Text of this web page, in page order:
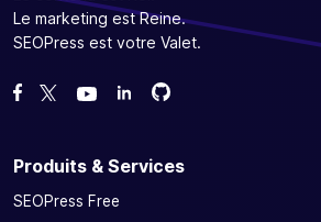
Le marketing est Reine.
SEOPress est votre Valet.
Likez notre page Facebook
Suivez-nous sur Twitter
Nous voir sur YouTube
Forcez-nous sur GitHub
Forcez-nous sur
Produits & Services
SEOPress Free